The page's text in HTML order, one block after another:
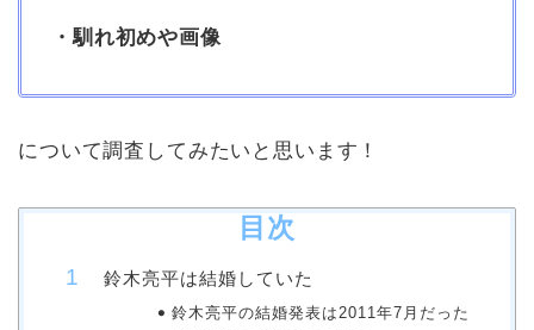
・馴れ初めや画像
について調査してみたいと思います！
目次
鈴木亮平は結婚していた
鈴木亮平の結婚発表は2011年7月だった